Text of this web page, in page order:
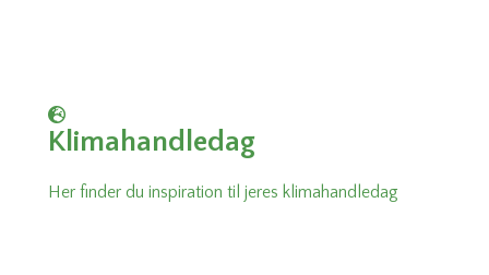
Klimahandledag
Her finder du inspiration til jeres klimahandledag